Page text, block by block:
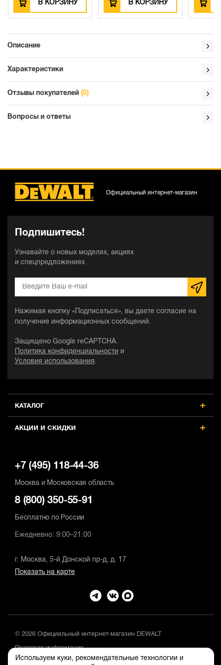
Используем куки, рекомендательные технологии и
В КОРЗИНУ В КОРЗИНУ В
Описание
Характеристики
Отзывы покупателей (0)
Вопросы и ответы
КАТАЛОГ
АКЦИИ И СКИДКИ
Подпишитесь!
Узнавайте о новых моделях, акциях
и спецпредложениях
Нажимая кнопку «Подписаться», вы даете согласие на
получение информационных сообщений.
Защищено Google reCAPTCHA.
Политика конфиденциальности и
Условия использования.
Официальный интернет-магазин
+7 (495) 118-44-36
Москва и Московская область
8 (800) 350-55-91
Бесплатно по России
Ежедневно: 9:00–21:00
г. Москва, 5-й Донской пр-д, д. 17
Показать на карте
© 2026 Официальный интернет-магазин DEWALT
Правовая информация
Положение об обработке и защите персональных данных